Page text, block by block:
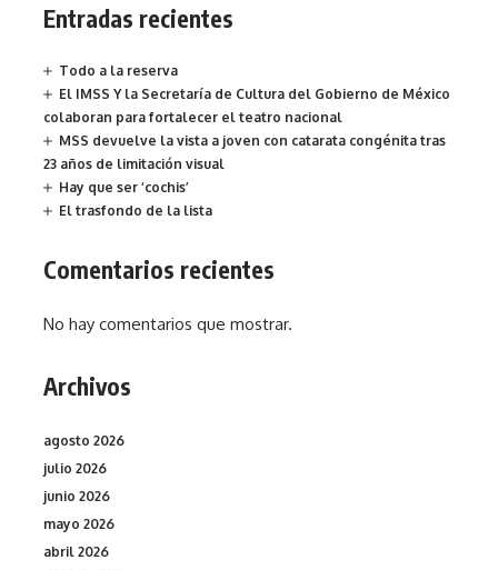
Entradas recientes
Todo a la reserva
El IMSS Y la Secretaría de Cultura del Gobierno de México
colaboran para fortalecer el teatro nacional
MSS devuelve la vista a joven con catarata congénita tras
23 años de limitación visual
Hay que ser ‘cochis’
El trasfondo de la lista
Comentarios recientes
No hay comentarios que mostrar.
Archivos
agosto 2026
julio 2026
junio 2026
mayo 2026
abril 2026